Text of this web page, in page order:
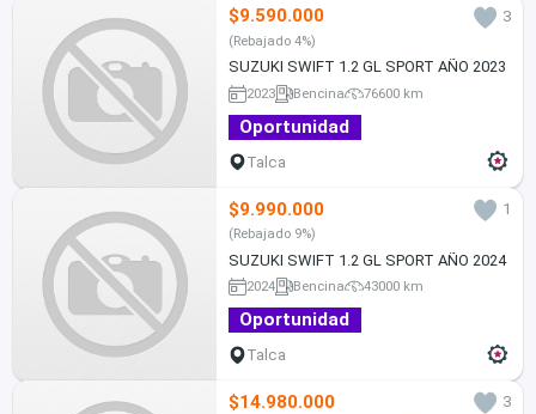
$9.590.000 3
(Rebajado 4%)
SUZUKI SWIFT 1.2 GL SPORT AÑO 2023
2023 Bencina 76600 km
Oportunidad
Talca
$9.990.000 1
(Rebajado 9%)
SUZUKI SWIFT 1.2 GL SPORT AÑO 2024
2024 Bencina 43000 km
Oportunidad
Talca
$14.980.000
3